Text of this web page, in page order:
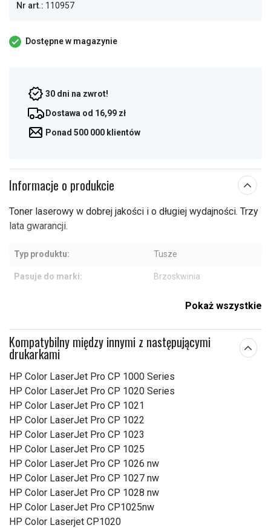
Nr art.: 110957
Dostępne w magazynie
30 dni na zwrot!
Dostawa od 16,99 zł
Ponad 500 000 klientów
Informacje o produkcie
Toner laserowy w dobrej jakości i o długiej wydajności. Trzy
lata gwarancji.
Typ produktu: Tusze
Pasuje do marki: Brzoskwinia
Sprawdź, co oznaczają poszczególne parametry
Pokaż wszystkie
Kompatybilny między innymi z następującymi
drukarkami
HP Color LaserJet Pro CP 1000 Series
HP Color LaserJet Pro CP 1020 Series
HP Color LaserJet Pro CP 1021
HP Color LaserJet Pro CP 1022
HP Color LaserJet Pro CP 1023
HP Color LaserJet Pro CP 1025
HP Color LaserJet Pro CP 1026 nw
HP Color LaserJet Pro CP 1027 nw
HP Color LaserJet Pro CP 1028 nw
HP Color LaserJet Pro CP1025nw
HP Color Laserjet CP1020